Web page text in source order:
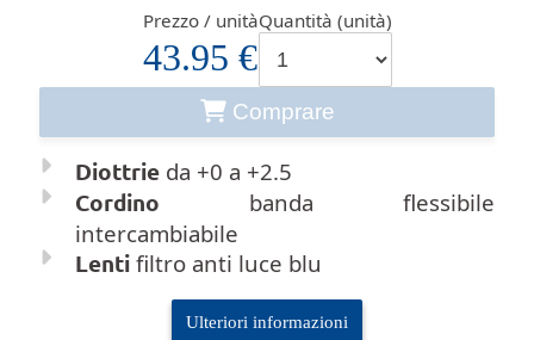
Prezzo / unità
43.95 €
Quantità (unità)
Comprare
Diottrieda +0 a +2.5
Cordino banda flessibile
intercambiabile
Lentifiltro anti luce blu
Ulteriori informazioni